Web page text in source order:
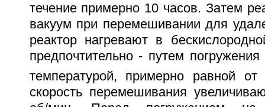
течение примерно 10 часов. Затем
вакуум при перемешивании для
реактор нагревают в
предпочтительно - путем
температурой, примерно равной от
скорость перемешивания